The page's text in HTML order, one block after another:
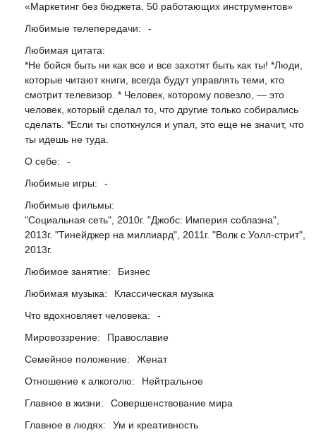
«Маркетинг без бюджета. 50 работающих инструментов»
Любимые телепередачи:
-
Любимая цитата:
*Не бойся быть ни как все и все захотят быть как ты! *Люди,
которые читают книги, всегда будут управлять теми, кто
смотрит телевизор. * Человек, которому повезло, — это
человек, который сделал то, что другие только собирались
сделать. *Если ты споткнулся и упал, это еще не значит, что
ты идешь не туда.
О себе:
-
Любимые игры:
-
Любимые фильмы:
"Социальная сеть", 2010г. "Джобс: Империя соблазна",
2013г. "Тинейджер на миллиард", 2011г. "Волк с Уолл-стрит",
2013г.
Любимое занятие:
Бизнес
Любимая музыка:
Классическая музыка
Что вдохновляет человека:
-
Мировоззрение:
Православие
Семейное положение:
Женат
Отношение к алкоголю:
Нейтральное
Главное в жизни:
Совершенствование мира
Главное в людях:
Ум и креативность